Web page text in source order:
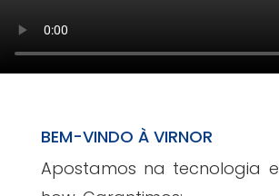
BEM-VINDO À VIRNOR
Apostamos na tecnologia